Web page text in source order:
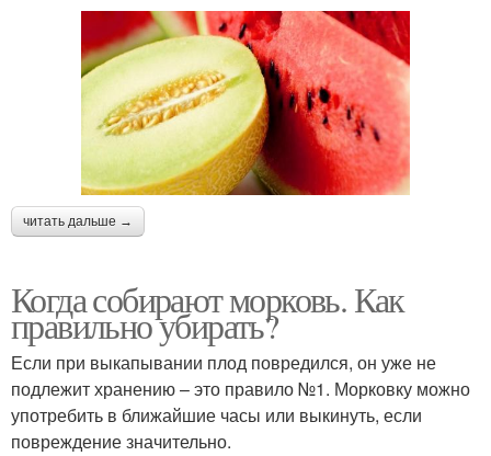
читать дальше →
Когда собирают морковь. Как
правильно убирать?
Если при выкапывании плод повредился, он уже не
подлежит хранению – это правило №1. Морковку можно
употребить в ближайшие часы или выкинуть, если
повреждение значительно.